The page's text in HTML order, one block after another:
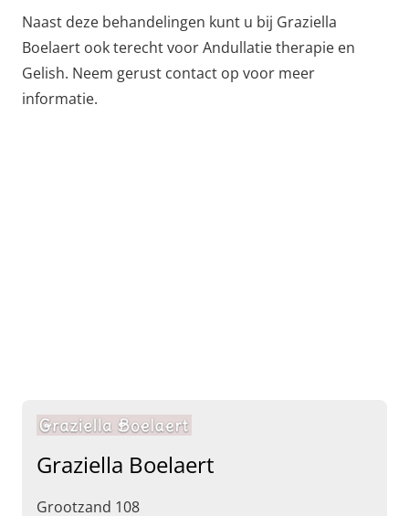
Naast deze behandelingen kunt u bij Graziella
Boelaert ook terecht voor Andullatie therapie en
Gelish. Neem gerust contact op voor meer
informatie.
Graziella Boelaert
Grootzand 108